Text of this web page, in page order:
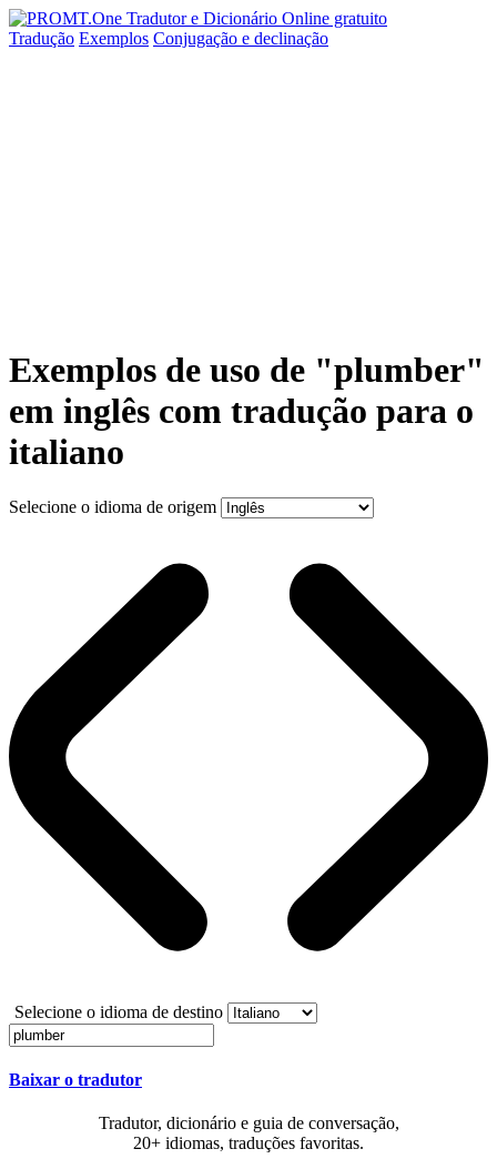
Tradução Exemplos Conjugação e declinação
Exemplos de uso de "plumber"
em inglês com tradução para o
italiano
Selecione o idioma de origem
Selecione o idioma de destino
Baixar o tradutor
Tradutor, dicionário e guia de conversação,
20+ idiomas, traduções favoritas.